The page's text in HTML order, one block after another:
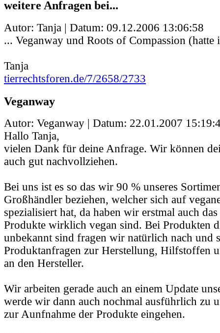
weitere Anfragen bei...
Autor: Tanja | Datum: 09.12.2006 13:06:58
... Veganway und Roots of Compassion (hatte
Tanja
tierrechtsforen.de/7/2658/2733
Veganway
Autor: Veganway | Datum: 22.01.2007
Hallo Tanja,
vielen Dank für deine Anfrage. Wir können
auch gut nachvollziehen.
Bei uns ist es so das wir 90 % unseres
Großhändler beziehen, welcher sich auf
spezialisiert hat, da haben wir erstmal auch
Produkte wirklich vegan sind. Bei Produkten
unbekannt sind fragen wir natürlich nach und
Produktanfragen zur Herstellung, Hilfstoffen
an den Hersteller.
Wir arbeiten gerade auch an einem Update
werde wir dann auch nochmal ausführlich zu
zur Aunfnahme der Produkte eingehen.